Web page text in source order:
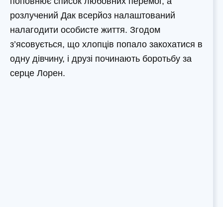
розлучений Дак всерйоз налаштований
налагодити особисте життя. Згодом
з’ясовується, що хлопців попало закохатися в
одну дівчину, і друзі починають боротьбу за
серце Лорен.